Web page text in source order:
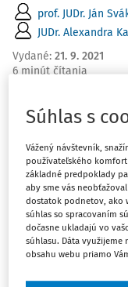
prof. JUDr. Ján
JUDr. Alexandra
Vydané: 21. 9. 2021
6 minút čítania
rozsudok z 10.
a združovania)
nezákonnosti
pracovníkmi
Sťažovateľmi sú
a Nórska
Súhlas s
Vážený návštevník,
používateľského
základné predpoklady
aby sme vás
dostatok podnetov, ako
súhlas so spracovaním
dočasne ukladajú vo
súhlasu. Dáta využijeme
obsahu webu priamo